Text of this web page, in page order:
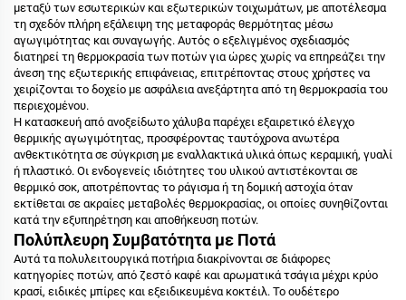
μεταξύ των εσωτερικών και εξωτερικών τοιχωμάτων, με αποτέλεσμα
τη σχεδόν πλήρη εξάλειψη της μεταφοράς θερμότητας μέσω
αγωγιμότητας και συναγωγής. Αυτός ο εξελιγμένος σχεδιασμός
διατηρεί τη θερμοκρασία των ποτών για ώρες χωρίς να επηρεάζει την
άνεση της εξωτερικής επιφάνειας, επιτρέποντας στους χρήστες να
χειρίζονται το δοχείο με ασφάλεια ανεξάρτητα από τη θερμοκρασία του
περιεχομένου.
Η κατασκευή από ανοξείδωτο χάλυβα παρέχει εξαιρετικό έλεγχο
θερμικής αγωγιμότητας, προσφέροντας ταυτόχρονα ανωτέρα
ανθεκτικότητα σε σύγκριση με εναλλακτικά υλικά όπως κεραμική, γυαλί
ή πλαστικό. Οι ενδογενείς ιδιότητες του υλικού αντιστέκονται σε
θερμικό σοκ, αποτρέποντας το ράγισμα ή τη δομική αστοχία όταν
εκτίθεται σε ακραίες μεταβολές θερμοκρασίας, οι οποίες συνηθίζονται
κατά την εξυπηρέτηση και αποθήκευση ποτών.
Πολύπλευρη Συμβατότητα με Ποτά
Αυτά τα πολυλειτουργικά ποτήρια διακρίνονται σε διάφορες
κατηγορίες ποτών, από ζεστό καφέ και αρωματικά τσάγια μέχρι κρύο
κρασί, ειδικές μπίρες και εξειδικευμένα κοκτέιλ. Το ουδέτερο